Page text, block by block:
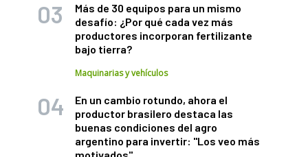
Más de 30 equipos para un mismo
desafío: ¿Por qué cada vez más
productores incorporan fertilizante
bajo tierra?
Maquinarias y vehículos
En un cambio rotundo, ahora el
productor brasilero destaca las
buenas condiciones del agro
argentino para invertir: "Los veo más